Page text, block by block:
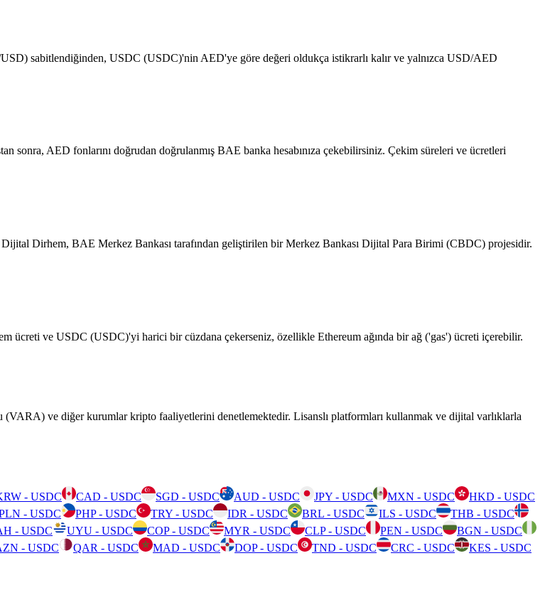
sabitlendiğinden, USDC (USDC)'nin AED'ye göre değeri oldukça istikrarlı kalır ve yalnızca USD/AED
sonra, AED fonlarını doğrudan doğrulanmış BAE banka hesabınıza çekebilirsiniz. Çekim süreleri ve ücretleri
Dirhem, BAE Merkez Bankası tarafından geliştirilen bir Merkez Bankası Dijital Para Birimi (CBDC) projesidir.
ücreti ve USDC (USDC)'yi harici bir cüzdana çekerseniz, özellikle Ethereum ağında bir ağ ('gas') ücreti içerebilir.
ve diğer kurumlar kripto faaliyetlerini denetlemektedir. Lisanslı platformları kullanmak ve dijital varlıklarla
- USDC CAD - USDC SGD - USDC AUD - USDC JPY - USDC MXN - USDC
HKD - USDC
- USDC PHP - USDC TRY - USDC IDR - USDC BRL - USDC ILS - USDC
THB - USDC
- USDC UYU - USDC COP - USDC MYR - USDC CLP - USDC PEN - USDC
BGN - USDC
- USDC QAR - USDC MAD - USDC DOP - USDC TND - USDC CRC - USDC
KES - USDC